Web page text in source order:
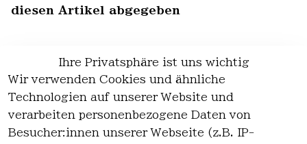
diesen Artikel abgegeben
EU-Verantwortliche Person - klicken Sie
für Details
Ihre Privatsphäre ist uns wichtig
Wir verwenden Cookies und ähnliche
Technologien auf unserer Website und
verarbeiten personenbezogene Daten von
Besucher:innen unserer Webseite (z.B. IP-